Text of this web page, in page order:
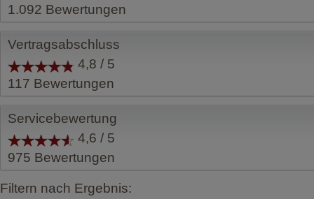
1.092 Bewertungen
Vertragsabschluss
4,8 / 5
117 Bewertungen
Servicebewertung
4,6 / 5
975 Bewertungen
Filtern nach Ergebnis: